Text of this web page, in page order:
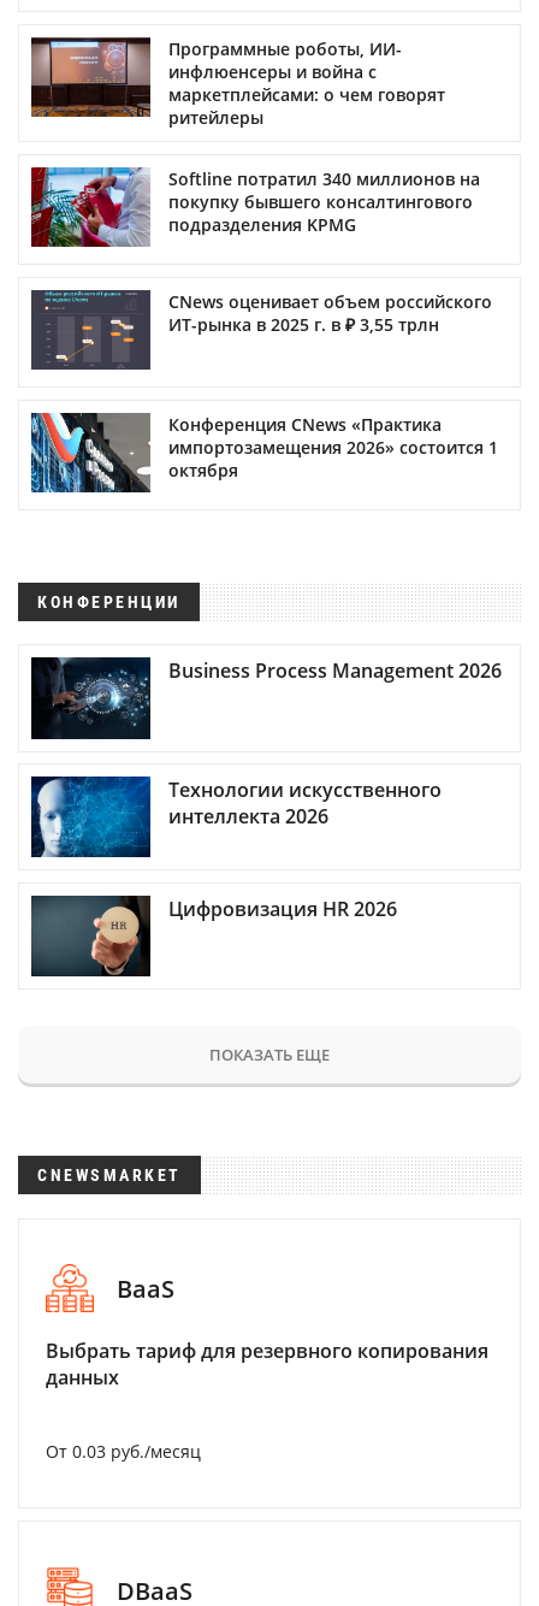
Программные роботы, ИИ-
инфлюенсеры и война с
маркетплейсами: о чем говорят
ритейлеры
Softline потратил 340 миллионов на
покупку бывшего консалтингового
подразделения KPMG
CNews оценивает объем российского
ИТ-рынка в 2025 г. в ₽ 3,55 трлн
Конференция CNews «Практика
импортозамещения 2026» состоится 1
октября
КОНФЕРЕНЦИИ
Business Process Management 2026
Технологии искусственного
интеллекта 2026
Цифровизация HR 2026
ПОКАЗАТЬ ЕЩЕ
CNEWSMARKET
BaaS
Выбрать тариф для резервного копирования
данных
От 0.03 руб./месяц
DBaaS